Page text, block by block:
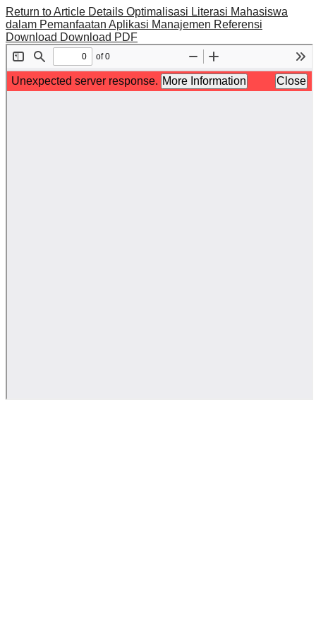
Return to Article Details Optimalisasi Literasi Mahasiswa
dalam Pemanfaatan Aplikasi Manajemen Referensi
Download Download PDF